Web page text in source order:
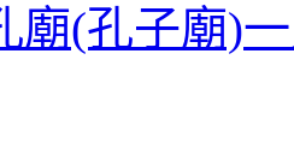
廟(孔子廟)